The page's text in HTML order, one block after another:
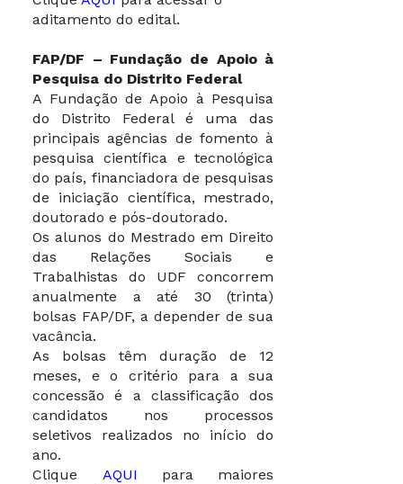
aditamento do edital.
FAP/DF – Fundação de Apoio à
Pesquisa do Distrito Federal
A Fundação de Apoio à Pesquisa
do Distrito Federal é uma das
principais agências de fomento à
pesquisa científica e tecnológica
do país, financiadora de pesquisas
de iniciação científica, mestrado,
doutorado e pós-doutorado.
Os alunos do Mestrado em Direito
das Relações Sociais e
Trabalhistas do UDF concorrem
anualmente a até 30 (trinta)
bolsas FAP/DF, a depender de sua
vacância.
As bolsas têm duração de 12
meses, e o critério para a sua
concessão é a classificação dos
candidatos nos processos
seletivos realizados no início do
ano.
Clique AQUI
para maiores